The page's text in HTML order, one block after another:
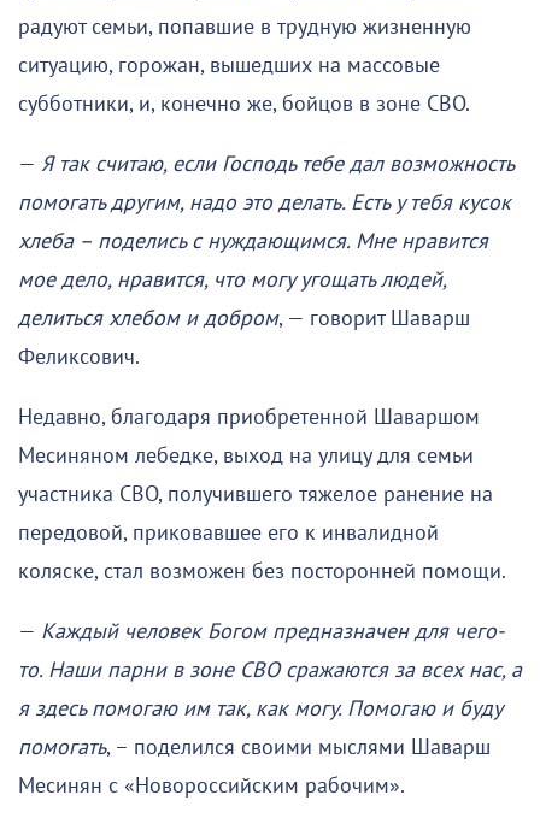
радуют семьи, попавшие в трудную жизненную
ситуацию, горожан, вышедших на массовые
субботники, и, конечно же, бойцов в зоне СВО.
— Я так считаю, если Господь тебе дал возможность
помогать другим, надо это делать. Есть у тебя кусок
хлеба – поделись с нуждающимся. Мне нравится
мое дело, нравится, что могу угощать людей,
делиться хлебом и добром, — говорит Шаварш
Феликсович.
Недавно, благодаря приобретенной Шаваршом
Месиняном лебедке, выход на улицу для семьи
участника СВО, получившего тяжелое ранение на
передовой, приковавшее его к инвалидной
коляске, стал возможен без посторонней помощи.
— Каждый человек Богом предназначен для чего-
то. Наши парни в зоне СВО сражаются за всех нас, а
я здесь помогаю им так, как могу. Помогаю и буду
помогать, – поделился своими мыслями Шаварш
Месинян с «Новороссийским рабочим».